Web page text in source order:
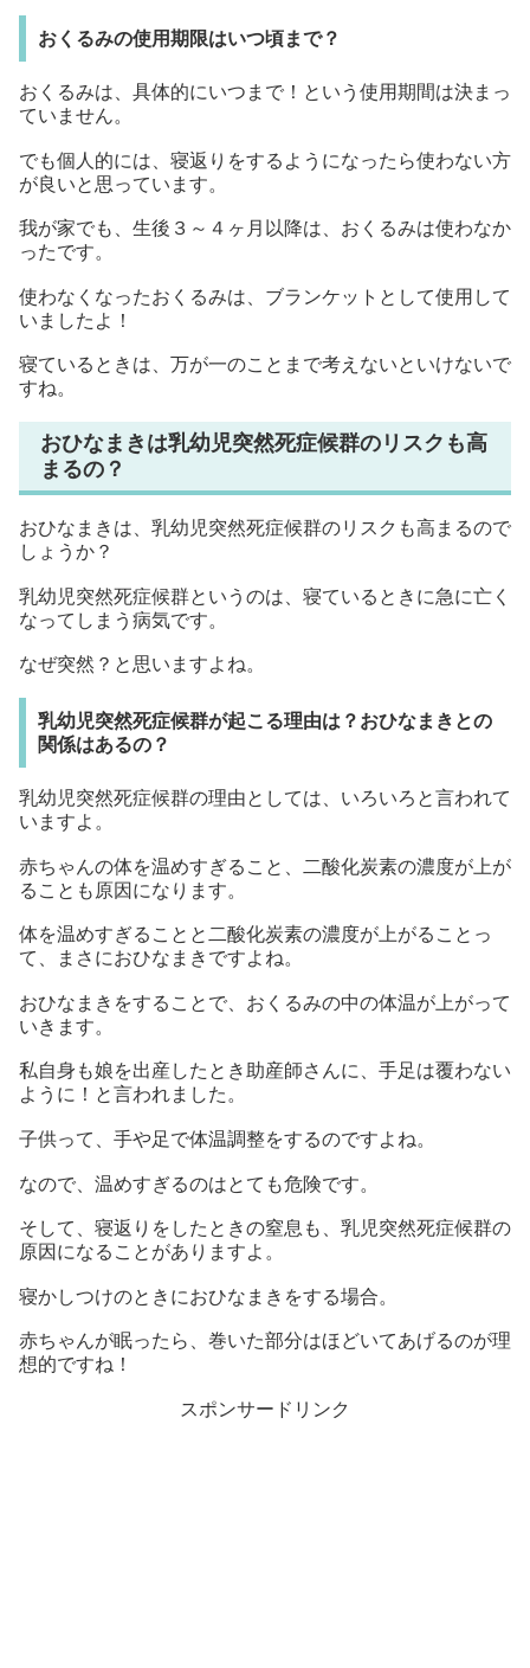
おくるみの使用期限はいつ頃まで？
おくるみは、具体的にいつまで！という使用期間は決まっ
ていません。
でも個人的には、寝返りをするようになったら使わない方
が良いと思っています。
我が家でも、生後３～４ヶ月以降は、おくるみは使わなか
ったです。
使わなくなったおくるみは、ブランケットとして使用して
いましたよ！
寝ているときは、万が一のことまで考えないといけないで
すね。
おひなまきは乳幼児突然死症候群のリスクも高
まるの？
おひなまきは、乳幼児突然死症候群のリスクも高まるので
しょうか？
乳幼児突然死症候群というのは、寝ているときに急に亡く
なってしまう病気です。
なぜ突然？と思いますよね。
乳幼児突然死症候群が起こる理由は？おひなまきとの
関係はあるの？
乳幼児突然死症候群の理由としては、いろいろと言われて
いますよ。
赤ちゃんの体を温めすぎること、二酸化炭素の濃度が上が
ることも原因になります。
体を温めすぎることと二酸化炭素の濃度が上がることっ
て、まさにおひなまきですよね。
おひなまきをすることで、おくるみの中の体温が上がって
いきます。
私自身も娘を出産したとき助産師さんに、手足は覆わない
ように！と言われました。
子供って、手や足で体温調整をするのですよね。
なので、温めすぎるのはとても危険です。
そして、寝返りをしたときの窒息も、乳児突然死症候群の
原因になることがありますよ。
寝かしつけのときにおひなまきをする場合。
赤ちゃんが眠ったら、巻いた部分はほどいてあげるのが理
想的ですね！
スポンサードリンク